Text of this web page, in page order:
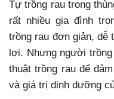
Tự trồng rau trong
rất nhiều gia đình
trồng rau đơn giản, dễ
lợi. Nhưng người
thuật trồng rau để
và giá trị dinh dưỡng